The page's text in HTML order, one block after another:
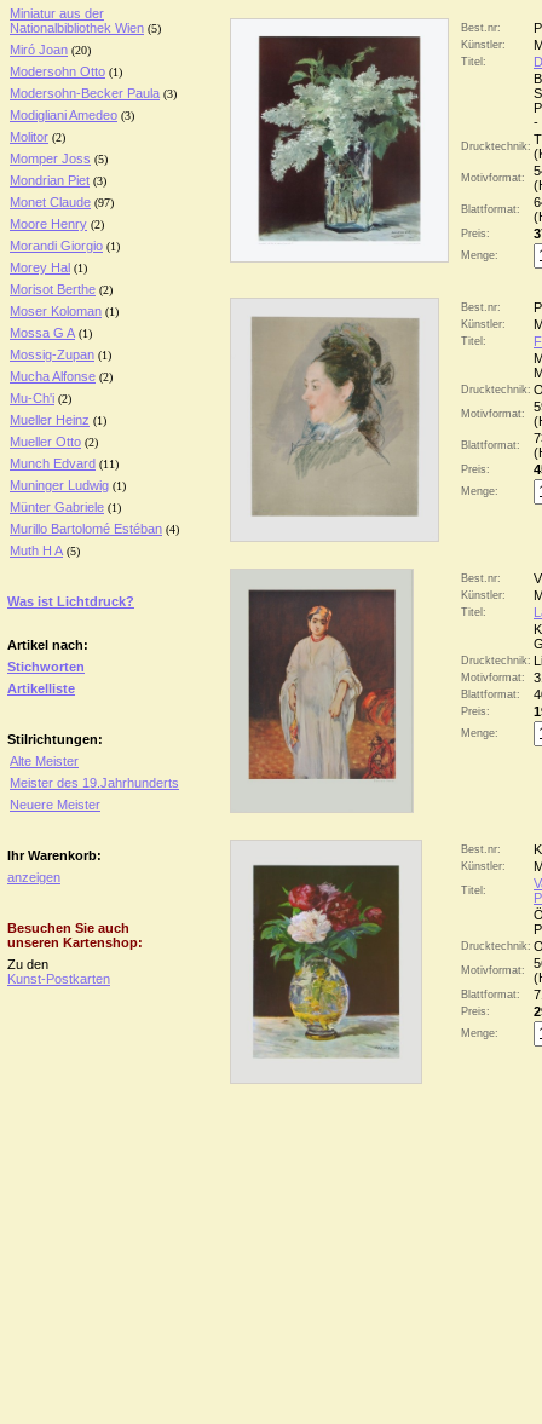
Miniatur aus der
Nationalbibliothek Wien (5)
Miró Joan (20)
Modersohn Otto (1)
Modersohn-Becker Paula (3)
Modigliani Amedeo (3)
Molitor (2)
Momper Joss (5)
Mondrian Piet (3)
Monet Claude (97)
Moore Henry (2)
Morandi Giorgio (1)
Morey Hal (1)
Morisot Berthe (2)
Moser Koloman (1)
Mossa G A (1)
Mossig-Zupan (1)
Mucha Alfonse (2)
Mu-Ch'i (2)
Mueller Heinz (1)
Mueller Otto (2)
Munch Edvard (11)
Muninger Ludwig (1)
Münter Gabriele (1)
Murillo Bartolomé Estéban (4)
Muth H A (5)
Was ist Lichtdruck?
Artikel nach:
Stichworten
Artikelliste
Stilrichtungen:
Alte Meister
Meister des 19.Jahrhunderts
Neuere Meister
Ihr Warenkorb:
anzeigen
Besuchen Sie auch
unseren Kartenshop:
Zu den
Kunst-Postkarten
Best.nr:
Künstler:
Titel:
-
Drucktechnik:
Motivformat:
Blattformat:
Preis:
Menge:
Best.nr:
Künstler:
Titel:
Drucktechnik:
Motivformat:
Blattformat:
Preis:
Menge:
Best.nr:
Künstler:
Titel:
Drucktechnik:
Motivformat:
Blattformat:
Preis:
Menge:
Best.nr:
Künstler:
Titel:
Drucktechnik:
Motivformat:
Blattformat:
Preis:
Menge: